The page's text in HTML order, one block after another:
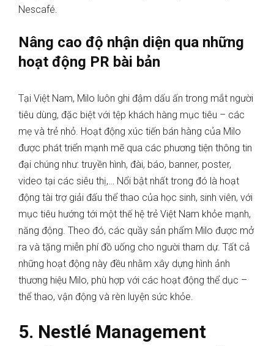
Nescafé.
Nâng cao độ nhận diện qua những
hoạt động PR bài bản
Tại Việt Nam, Milo luôn ghi đậm dấu ấn trong mắt người
tiêu dùng, đặc biệt với tệp khách hàng mục tiêu – các
mẹ và trẻ nhỏ. Hoạt động xúc tiến bán hàng của Milo
được phát triển mạnh mẽ qua các phương tiện thông tin
đại chúng như: truyền hình, đài, báo, banner, poster,
video tại các siêu thị,… Nổi bật nhất trong đó là hoạt
động tài trợ giải đấu thể thao của học sinh, sinh viên, với
mục tiêu hướng tới một thế hệ trẻ Việt Nam khỏe mạnh,
năng động. Theo đó, các quầy sản phẩm Milo được mở
ra và tặng miễn phí đồ uống cho người tham dự. Tất cả
những hoạt động này đều nhằm xây dựng hình ảnh
thương hiệu Milo, phù hợp với các hoạt động thể dục –
thể thao, vận động và rèn luyện sức khỏe.
5. Nestlé Management